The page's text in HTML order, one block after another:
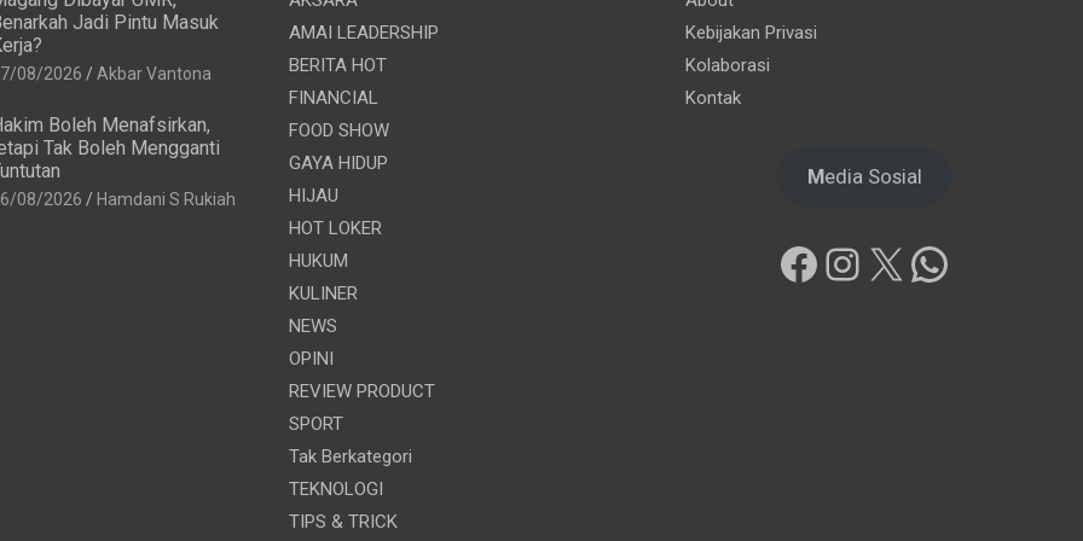
Jadi Pintu Masuk
08/2026 Akbar Vantona
Boleh Menafsirkan,
Tak Boleh Mengganti
08/2026 Hamdani S Rukiah
AMAI LEADERSHIP
BERITA HOT
FINANCIAL
FOOD SHOW
GAYA HIDUP
HIJAU
HOT LOKER
HUKUM
KULINER
NEWS
OPINI
REVIEW PRODUCT
SPORT
Tak Berkategori
TEKNOLOGI
TIPS & TRICK
Kebijakan Privasi
Kolaborasi
Kontak
Media Sosial
Facebook
Instagram
X